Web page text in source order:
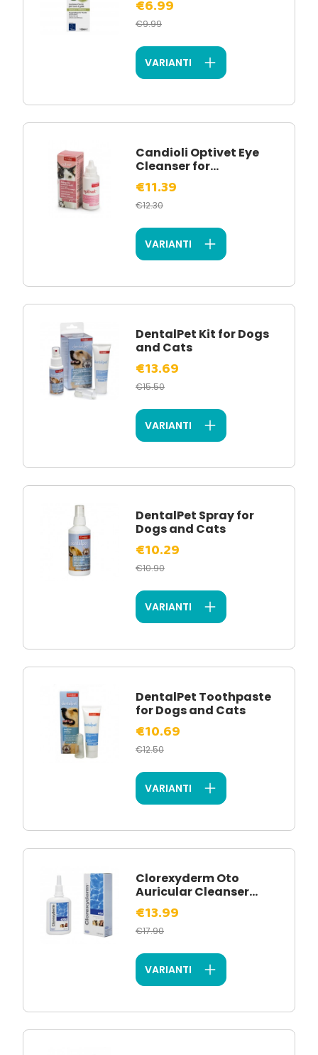
€6.99
€9.99
VARIANTI
Candioli Optivet Eye
Cleanser for...
€11.39
€12.30
VARIANTI
DentalPet Kit for Dogs
and Cats
€13.69
€15.50
VARIANTI
DentalPet Spray for
Dogs and Cats
€10.29
€10.90
VARIANTI
DentalPet Toothpaste
for Dogs and Cats
€10.69
€12.50
VARIANTI
Clorexyderm Oto
Auricular Cleanser...
€13.99
€17.90
VARIANTI